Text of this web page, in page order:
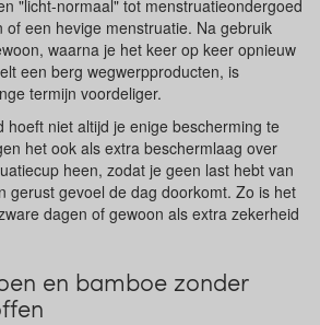
"licht-normaal" tot menstruatieondergoed
of een hevige menstruatie. Na gebruik
waarna je het keer op keer opnieuw
een berg wegwerpproducten, is
termijn voordeliger.
hoeft niet altijd je enige bescherming te
het ook als extra beschermlaag over
heen, zodat je geen last hebt van
gerust gevoel de dag doorkomt. Zo is het
dagen of gewoon als extra zekerheid
en bamboe zonder